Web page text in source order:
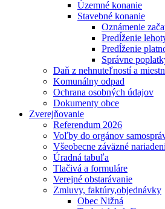
Územné konanie
Stavebné konanie
Oznámenie
Predĺženie
Predĺženie
Správne
Daň z nehnuteľností a
Komunálny odpad
Ochrana osobných údajov
Dokumenty obce
Zverejňovanie
Referendum 2026
Voľby do orgánov
Všeobecne záväzné
Úradná tabuľa
Tlačivá a formuláre
Verejné obstarávanie
Zmluvy, faktúry,objednávky
Obec Nižná